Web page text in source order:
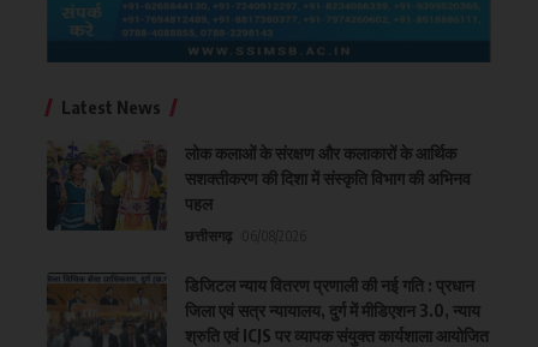
Latest News
लोक कलाओं के संरक्षण और कलाकारों के आर्थिक
सशक्तीकरण की दिशा में संस्कृति विभाग की अभिनव
पहल
छत्तीसगढ़
डिजिटल न्याय वितरण प्रणाली की नई गति : प्रधान
जिला एवं सत्र न्यायालय, दुर्ग में मीडिएशन 3.0, न्याय
श्रुति एवं ICJS पर व्यापक संयुक्त कार्यशाला आयोजित